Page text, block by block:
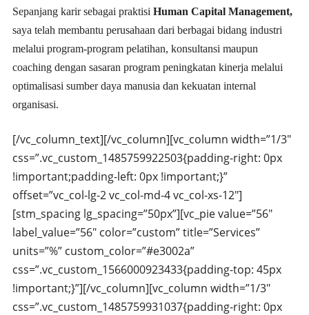
Sepanjang karir sebagai praktisi Human Capital Management,
saya telah membantu perusahaan dari berbagai bidang industri
melalui program-program pelatihan, konsultansi maupun
coaching dengan sasaran program peningkatan kinerja melalui
optimalisasi sumber daya manusia dan kekuatan internal
organisasi.
[/vc_column_text][/vc_column][vc_column width=”1/3″
css=”.vc_custom_1485759922503{padding-right: 0px
!important;padding-left: 0px !important;}”
offset=”vc_col-lg-2 vc_col-md-4 vc_col-xs-12″]
[stm_spacing lg_spacing=”50px”][vc_pie value=”56″
label_value=”56″ color=”custom” title=”Services”
units=”%” custom_color=”#e3002a”
css=”.vc_custom_1566000923433{padding-top: 45px
!important;}”][/vc_column][vc_column width=”1/3″
css=”.vc_custom_1485759931037{padding-right: 0px